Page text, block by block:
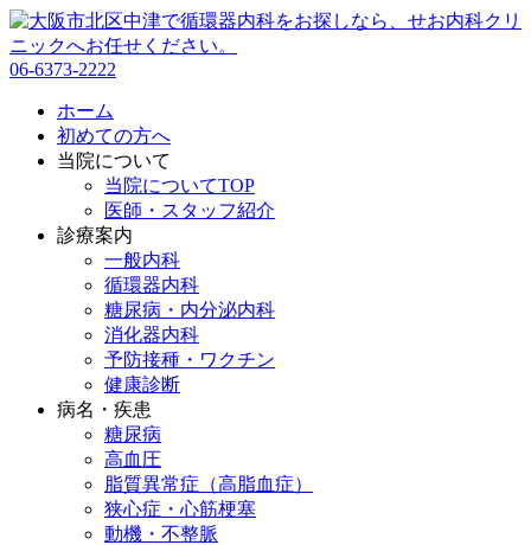
06-6373-2222
ホーム
初めての方へ
当院について
当院についてTOP
医師・スタッフ紹介
診療案内
一般内科
循環器内科
糖尿病・内分泌内科
消化器内科
予防接種・ワクチン
健康診断
病名・疾患
糖尿病
高血圧
脂質異常症（高脂血症）
狭心症・心筋梗塞
動機・不整脈